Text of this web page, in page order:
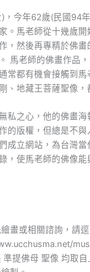
，今年62歲(民國94
。馬老師從十幾歲
，然後再專精於佛
馬老師的佛畫作品
常都有機會接觸到馬
、地藏王菩薩聖像，
私之心，他的佛畫
的版權，但總是不
成立網站，為台灣
，使馬老師的佛像能
畫或相關諮詢，請
準提佛母 聖像 均取